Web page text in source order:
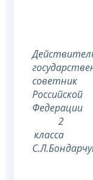
советник
Российской
Федерации
2
класса